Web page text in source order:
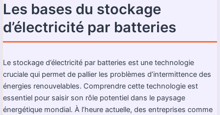
Les bases du stockage
d’électricité par batteries
Le stockage d’électricité par batteries est une technologie
cruciale qui permet de pallier les problèmes d’intermittence des
énergies renouvelables. Comprendre cette technologie est
essentiel pour saisir son rôle potentiel dans le paysage
énergétique mondial. À l’heure actuelle, des entreprises comme